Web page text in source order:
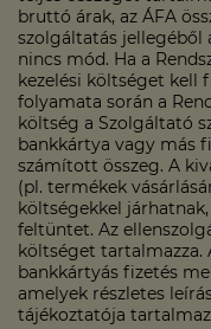
bruttó árak, az ÁFA
szolgáltatás jellegéből
nincs mód. Ha a
kezelési költséget kell
folyamata során a
költség a Szolgáltató
bankkártya vagy más
számított összeg. A
(pl. termékek
költségekkel
feltüntet. Az
költséget tartalmazza.
bankkártyás fizetés
amelyek részletes
tájékoztatója